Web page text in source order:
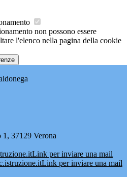
non possono essere
l'elenco nella pagina della cookie
37129 Verona
Link per inviare una mail
Link per inviare una mail